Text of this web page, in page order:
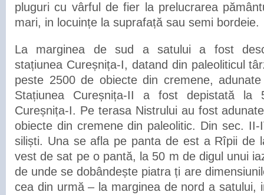
pluguri cu vârful de fier la prelucrarea
mari, in locuințe la suprafață sau semi bordeie.
La marginea de sud a satului a fost
stațiunea Cureșnița-I, datand din paleoliticul
peste 2500 de obiecte din cremene,
Stațiunea Cureșnița-II a fost depistată la
Cureșnița-I. Pe terasa Nistrului au fost
obiecte din cremene din paleolitic. Din sec. II-
siliști. Una se afla pe panta de est a Rîpii de
vest de sat pe o pantă, la 50 m de digul unui
de unde se dobândește piatra ți are
cea din urmă – la marginea de nord a satului,